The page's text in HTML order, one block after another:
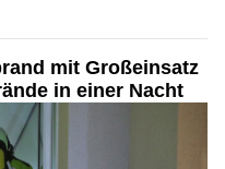
mit Großeinsatz
in einer Nacht